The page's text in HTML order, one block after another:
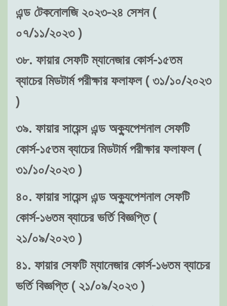
এন্ড টেকনোলজি ২০২৩-২৪ সেশন (
০৭/১১/২০২৩ )
৩৮. ফায়ার সেফটি ম্যানেজার কোর্স-১৫তম
ব্যাচের মিডটার্ম পরীক্ষার ফলাফল ( ৩১/১০/২০২৩
)
৩৯. ফায়ার সায়েন্স এন্ড অক্যুপেশনাল সেফটি
কোর্স-১৫তম ব্যাচের মিডটার্ম পরীক্ষার ফলাফল (
৩১/১০/২০২৩ )
৪০. ফায়ার সায়েন্স এন্ড অক্যুপেশনাল সেফটি
কোর্স-১৬তম ব্যাচের ভর্তি বিজ্ঞপ্তি (
২১/০৯/২০২৩ )
৪১. ফায়ার সেফটি ম্যানেজার কোর্স-১৬তম ব্যাচের
ভর্তি বিজ্ঞপ্তি ( ২১/০৯/২০২৩ )